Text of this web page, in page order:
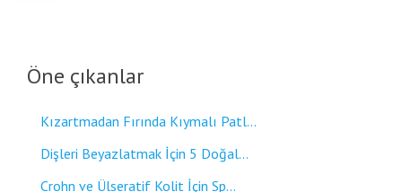
Öne çıkanlar
Kızartmadan Fırında Kıymalı Patl...
Dişleri Beyazlatmak İçin 5 Doğal...
Crohn ve Ülseratif Kolit İçin Sp...